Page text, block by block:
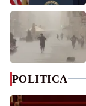
POLITICA